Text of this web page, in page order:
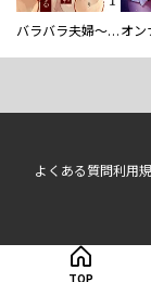
バラバラ夫婦～手足をなくした夫はまだ生きてる オン
よくある質問利用
TOP